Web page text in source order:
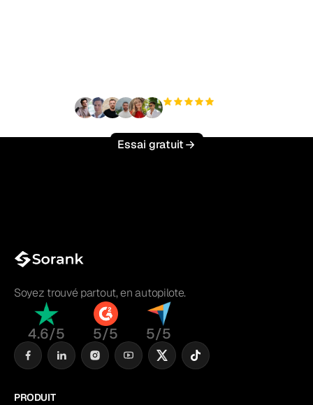
Essai gratuit
Soyez trouvé partout, en autopilote.
4.6/5 5/5 5/5
PRODUIT